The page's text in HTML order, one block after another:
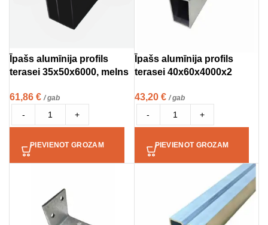
Īpašs alumīnija profils
terasei 35x50x6000, melns
61,86 € / gab
- +
PIEVIENOT GROZAM
Īpašs alumīnija profils
terasei 40x60x4000x2
43,20 € / gab
- +
PIEVIENOT GROZAM